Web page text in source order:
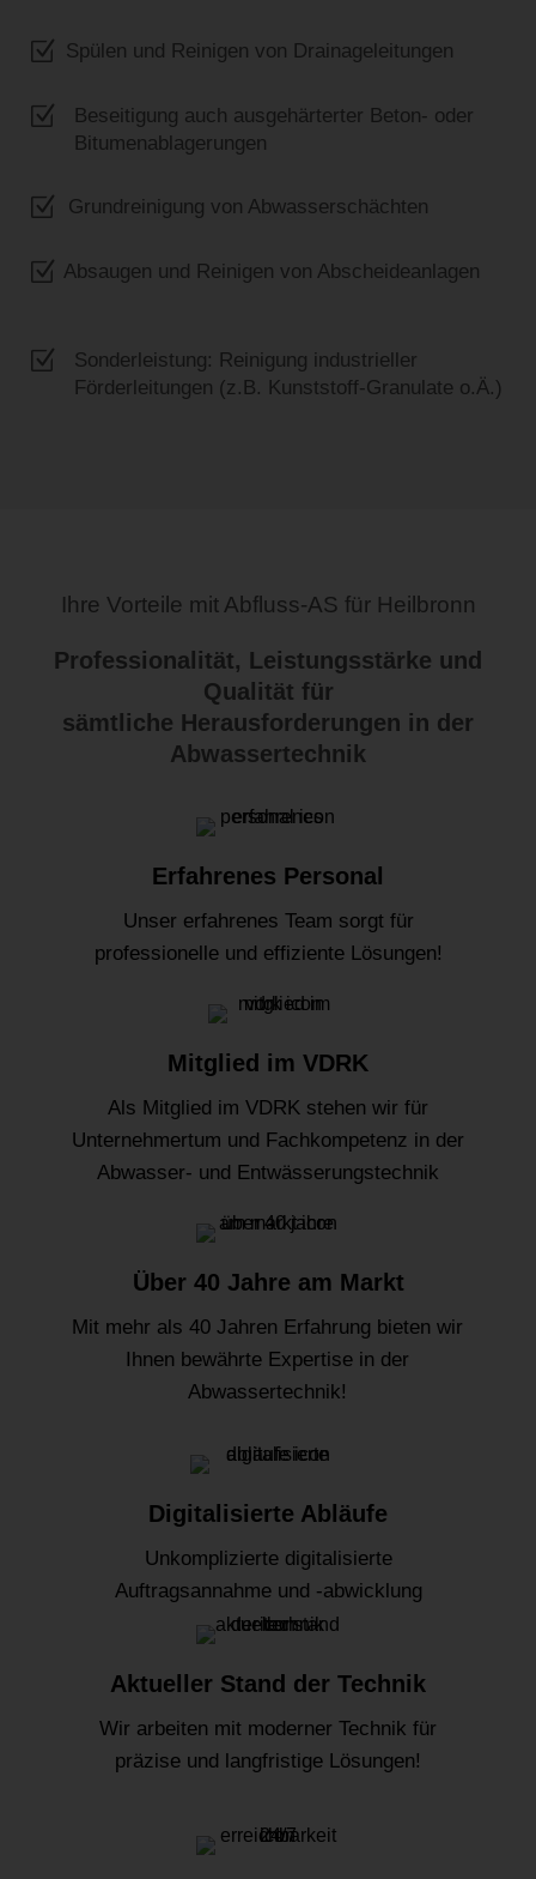
Z Spülen und Reinigen von Drainageleitungen
Z
Beseitigung auch ausgehärterter Beton- oder
Bitumenablagerungen
Z Grundreinigung von Abwasserschächten
Z Absaugen und Reinigen von Abscheideanlagen
Z
Sonderleistung: Reinigung industrieller
Förderleitungen (z.B. Kunststoff-Granulate o.Ä.)
Ihre Vorteile mit Abfluss-AS für Heilbronn
Professionalität, Leistungsstärke und
Qualität für
sämtliche Herausforderungen in der
Abwassertechnik
Erfahrenes Personal
Unser erfahrenes Team sorgt für
professionelle und effiziente Lösungen!
Mitglied im VDRK
Als Mitglied im VDRK stehen wir für
Unternehmertum und Fachkompetenz in der
Abwasser- und Entwässerungstechnik
Über 40 Jahre am Markt
Mit mehr als 40 Jahren Erfahrung bieten wir
Ihnen bewährte Expertise in der
Abwassertechnik!
Digitalisierte Abläufe
Unkomplizierte digitalisierte
Auftragsannahme und -abwicklung
Aktueller Stand der Technik
Wir arbeiten mit moderner Technik für
präzise und langfristige Lösungen!